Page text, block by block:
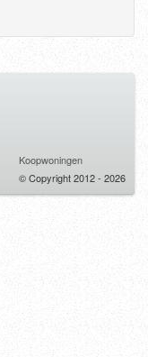
Koopwoningen
© Copyright 2012 - 2026